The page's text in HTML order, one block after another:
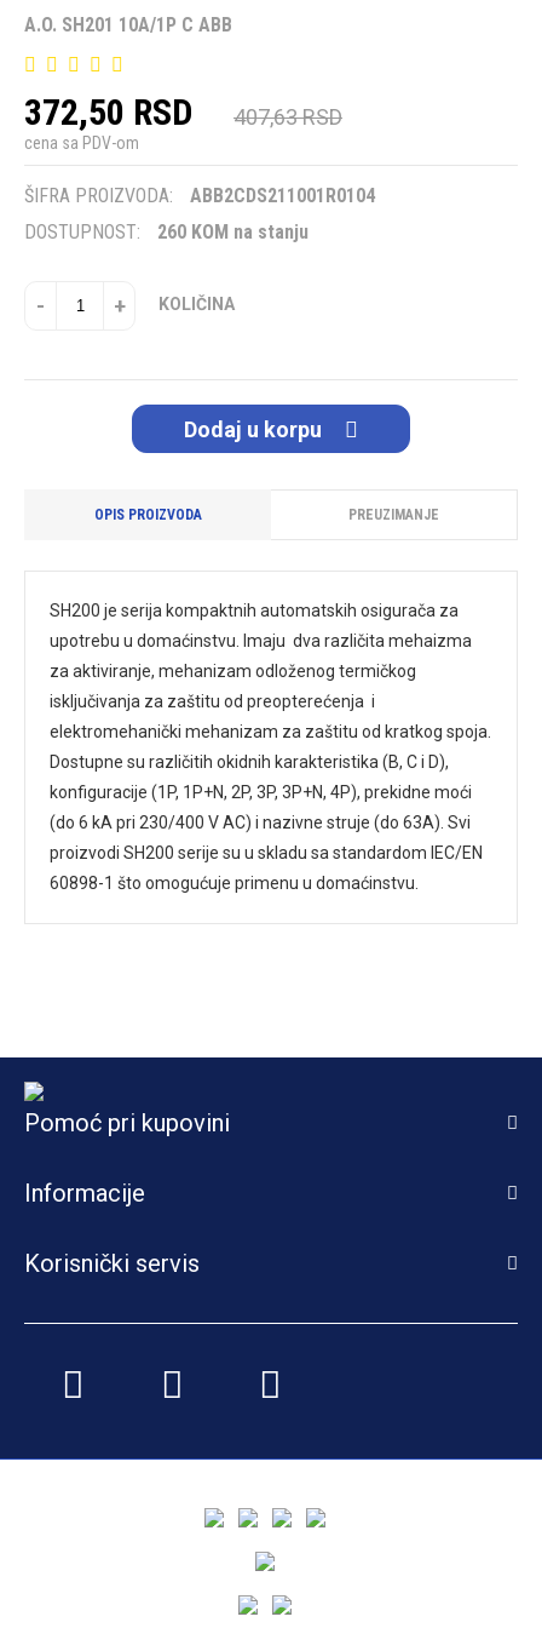
A.O. SH201 10A/1P C ABB
372,50 RSD 407,63 RSD
cena sa PDV-om
ŠIFRA PROIZVODA:
ABB2CDS211001R0104
DOSTUPNOST:
260 KOM na stanju
- + KOLIČINA
Dodaj u korpu
OPIS PROIZVODA PREUZIMANJE
SH200 je serija kompaktnih automatskih osigurača za
upotrebu u domaćinstvu. Imaju dva različita mehaizma
za aktiviranje, mehanizam odloženog termičkog
isključivanja za zaštitu od preopterećenja i
elektromehanički mehanizam za zaštitu od kratkog spoja.
Dostupne su različitih okidnih karakteristika (B, C i D),
konfiguracije (1P, 1P+N, 2P, 3P, 3P+N, 4P), prekidne moći
(do 6 kA pri 230/400 V AC) i nazivne struje (do 63A). Svi
proizvodi SH200 serije su u skladu sa standardom IEC/EN
60898-1 što omogućuje primenu u domaćinstvu.
Pomoć pri kupovini
Informacije
Korisnički servis